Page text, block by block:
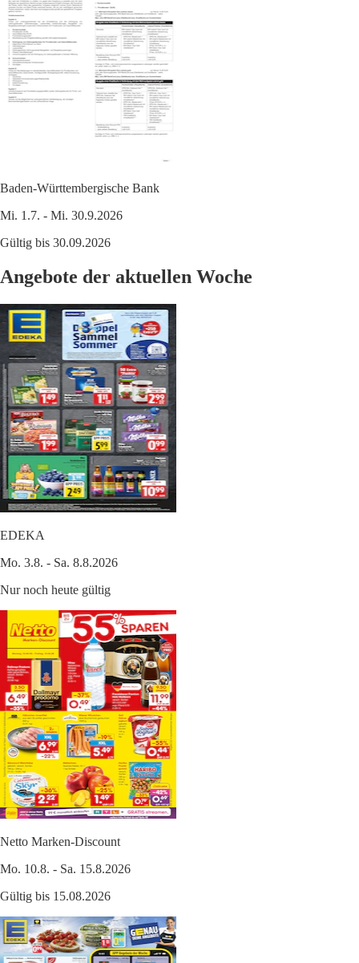
Baden-Württembergische Bank
Mi. 1.7. - Mi. 30.9.2026
Gültig bis 30.09.2026
Angebote der aktuellen Woche
EDEKA
Mo. 3.8. - Sa. 8.8.2026
Nur noch heute gültig
Netto Marken-Discount
Mo. 10.8. - Sa. 15.8.2026
Gültig bis 15.08.2026